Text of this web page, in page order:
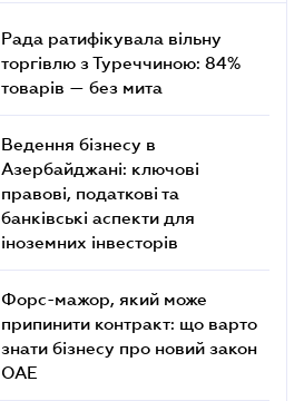
Рада ратифікувала вільну
торгівлю з Туреччиною: 84%
товарів — без мита
Ведення бізнесу в
Азербайджані: ключові
правові, податкові та
банківські аcпекти для
іноземних інвесторів
Форс-мажор, який може
припинити контракт: що варто
знати бізнесу про новий закон
ОАЕ